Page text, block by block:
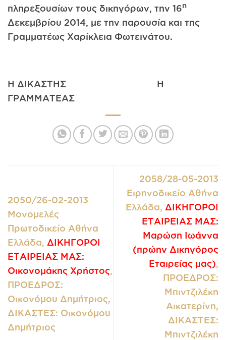
πληρεξουσίων τους δικηγόρων, την 16η
Δεκεμβρίου 2014, με την παρουσία και της
Γραμματέως Χαρίκλεια Φωτεινάτου.
Η ΔΙΚΑΣΤΗΣ Η
ΓΡΑΜΜΑΤΕΑΣ
2050/26-02-2013
Μονομελές
Πρωτοδικείο Αθήνα
Ελλάδα, ΔΙΚΗΓΟΡΟΙ
ΕΤΑΙΡΕΙΑΣ ΜΑΣ:
Οικονομάκης Χρήστος,
ΠΡΟΕΔΡΟΣ:
Οικονόμου Δημήτριος,
ΔΙΚΑΣΤΕΣ: Οικονόμου
Δημήτριος
2058/28-05-2013
Ειρηνοδικείο Αθήνα
Ελλάδα, ΔΙΚΗΓΟΡΟΙ
ΕΤΑΙΡΕΙΑΣ ΜΑΣ:
Μαρώση Ιωάννα
(πρώην Δικηγόρος
Εταιρείας μας),
ΠΡΟΕΔΡΟΣ:
Μπιντζιλέκη
Αικατερίνη,
ΔΙΚΑΣΤΕΣ:
Μπιντζιλέκη